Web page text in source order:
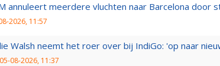
annuleert meerdere vluchten naar Barcelona door
2026, 11:57
Walsh neemt het roer over bij IndiGo: 'op naar
05-08-2026, 11:37